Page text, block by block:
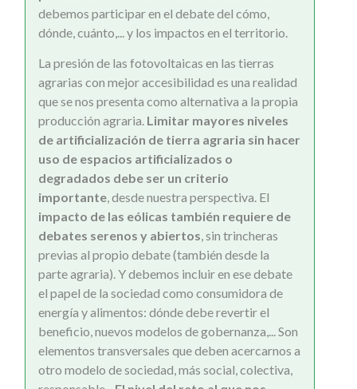
debemos participar en el debate del cómo,
dónde, cuánto,... y los impactos en el territorio.
La presión de las fotovoltaicas en las tierras
agrarias con mejor accesibilidad es una realidad
que se nos presenta como alternativa a la propia
producción agraria. Limitar mayores niveles
de artificialización de tierra agraria sin hacer
uso de espacios artificializados o
degradados debe ser un criterio
importante , desde nuestra perspectiva. El
impacto de las eólicas también requiere de
debates serenos y abiertos , sin trincheras
previas al propio debate (también desde la
parte agraria). Y debemos incluir en ese debate
el papel de la sociedad como consumidora de
energía y alimentos: dónde debe revertir el
beneficio, nuevos modelos de gobernanza,... Son
elementos transversales que deben acercarnos a
otro modelo de sociedad, más social, colectiva,